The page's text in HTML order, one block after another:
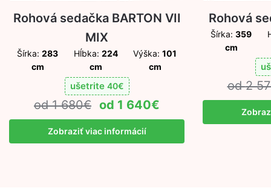
Rohová sedačka BARTON VII
MIX
Šírka: 283
cm
Hĺbka: 224
cm
Výška: 101
cm
ušetrite 40€
1 680€ 1 640€
Zobraziť viac informácií
Rohová
Šírka: 359
cm
2